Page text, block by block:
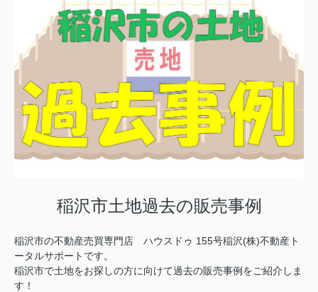
稲沢市土地過去の販売事例
稲沢市の不動産売買専門店 ハウスドゥ 155号稲沢(株)不動産ト
ータルサポートです。
稲沢市で土地をお探しの方に向けて過去の販売事例をご紹介しま
す！